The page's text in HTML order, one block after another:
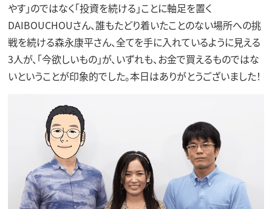
やす」のではなく「投資を続ける」ことに軸足を置く
DAIBOUCHOUさん、誰もたどり着いたことのない場所への挑
戦を続ける森永康平さん、全てを手に入れているように見える
3人が、「今欲しいもの」が、いずれも、お金で買えるものではな
いということが印象的でした。本日はありがとうございました！